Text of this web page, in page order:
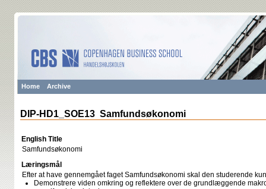
Home Archive
DIP-HD1_SOE13 Samfundsøkonomi
English Title
Samfundsøkonomi
Læringsmål
Efter at have gennemgået faget Samfundsøkonomi skal den studerende
Demonstrere viden omkring og reflektere over de grundlæggende